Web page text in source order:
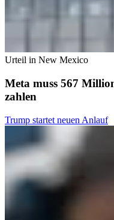
Urteil in New Mexico
Meta muss 567
zahlen
Trump startet neuen Anlauf